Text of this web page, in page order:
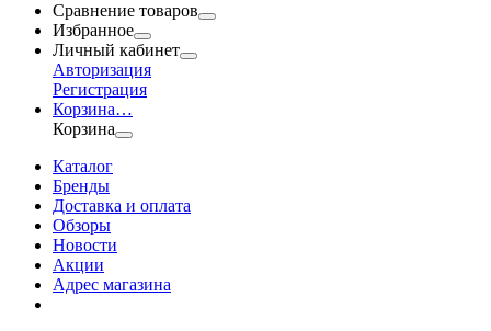
Сравнение товаров
Избранное
Личный кабинет
Авторизация
Регистрация
Корзина…
Корзина
Каталог
Бренды
Доставка и оплата
Обзоры
Новости
Акции
Адрес магазина